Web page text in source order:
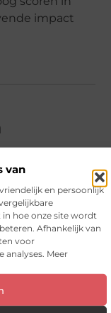
van
en persoonlijk
hoe onze site wordt
Afhankelijk van
voor
analyses. Meer
impact
is het
▼
is?